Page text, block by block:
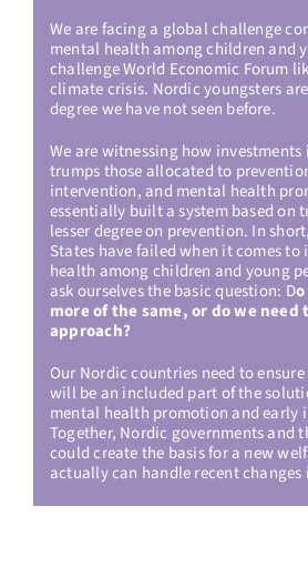
We are facing a global challenge
mental health among children and
challenge World Economic Forum
climate crisis. Nordic youngsters
degree we have not seen before.
We are witnessing how
trumps those allocated to
intervention, and mental health
essentially built a system based on
lesser degree on prevention. In
States have failed when it comes
health among children and young
ask ourselves the basic question: D
more of the same, or do we need
approach?
Our Nordic countries need to
will be an included part of the
mental health promotion and early
Together, Nordic governments and
could create the basis for a new
actually can handle recent changes